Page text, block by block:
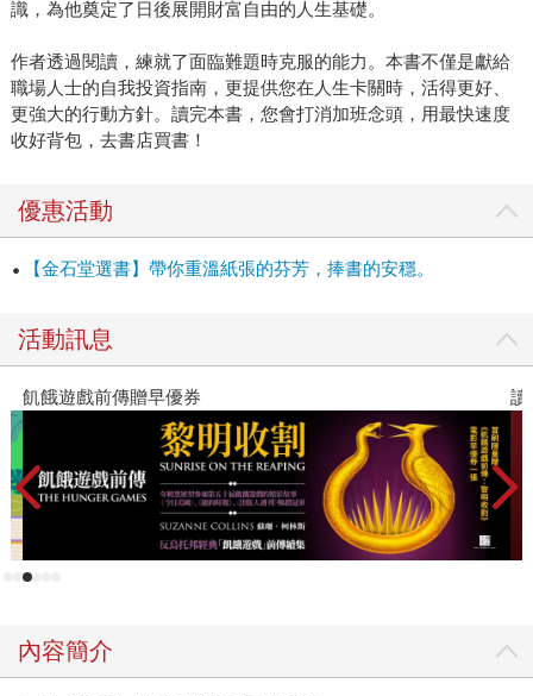
識，為他奠定了日後展開財富自由的人生基礎。
作者透過閱讀，練就了面臨難題時克服的能力。本書不僅是獻給
職場人士的自我投資指南，更提供您在人生卡關時，活得更好、
更強大的行動方針。讀完本書，您會打消加班念頭，用最快速度
收好背包，去書店買書！
優惠活動
【金石堂選書】帶你重溫紙張的芬芳，捧書的安穩。
活動訊息
飢餓遊戲前傳贈早優券 讀
內容簡介